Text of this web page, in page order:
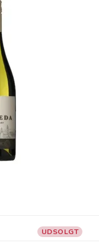
UDSOLGT